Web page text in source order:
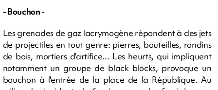
- Bouchon -
Les grenades de gaz lacrymogène répondent à des jets
de projectiles en tout genre: pierres, bouteilles, rondins
de bois, mortiers d'artifice... Les heurts, qui impliquent
notamment un groupe de black blocks, provoque un
bouchon à l'entrée de la place de la République. Au